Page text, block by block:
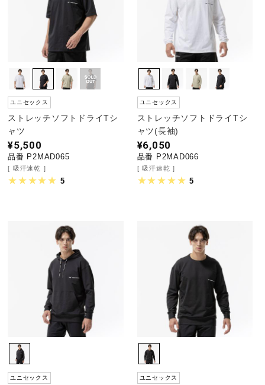
ユニセックス
ストレッチソフトドライTシ
ャツ
¥5,500
品番 P2MAD065
吸汗速乾
5
ユニセックス
ストレッチソフトドライTシ
ャツ(長袖)
¥6,050
品番 P2MAD066
吸汗速乾
5
ユニセックス ユニセックス